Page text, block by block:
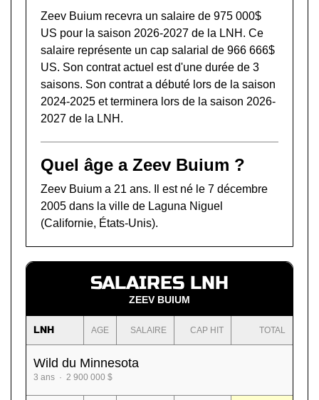
Zeev Buium recevra un salaire de 975 000$
US pour la saison 2026-2027 de la LNH. Ce
salaire représente un cap salarial de 966 666$
US. Son contrat actuel est d'une durée de 3
saisons. Son contrat a débuté lors de la saison
2024-2025 et terminera lors de la saison 2026-
2027 de la LNH.
Quel âge a Zeev Buium ?
Zeev Buium a 21 ans. Il est né le 7 décembre
2005 dans la ville de Laguna Niguel
(Californie, États-Unis).
SALAIRES LNH
ZEEV BUIUM
LNH AGE SALAIRE CAP HIT TOTAL
Wild du Minnesota
3 ans · 2 900 000 $